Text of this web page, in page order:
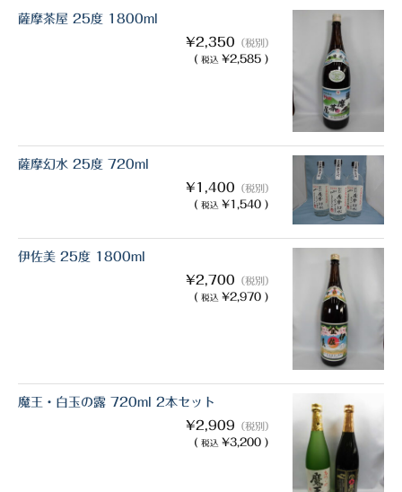
薩摩茶屋 25度 1800ml
¥2,350 （税別）
( 税込 ¥2,585 )
薩摩幻水 25度 720ml
¥1,400 （税別）
( 税込 ¥1,540 )
伊佐美 25度 1800ml
¥2,700 （税別）
( 税込 ¥2,970 )
魔王・白玉の露 720ml 2本セット
¥2,909 （税別）
( 税込 ¥3,200 )